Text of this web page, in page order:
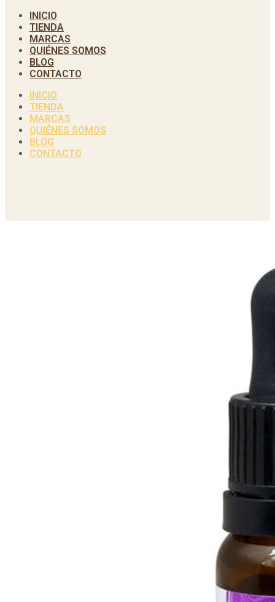
INICIO
TIENDA
MARCAS
QUIÉNES SOMOS
BLOG
CONTACTO
INICIO
TIENDA
MARCAS
QUIÉNES SOMOS
BLOG
CONTACTO